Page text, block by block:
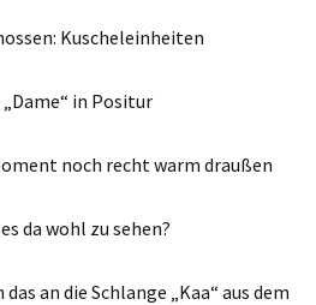
Kuscheleinheiten
in Positur
noch recht warm draußen
da wohl zu sehen?
an die Schlange „Kaa“ aus dem